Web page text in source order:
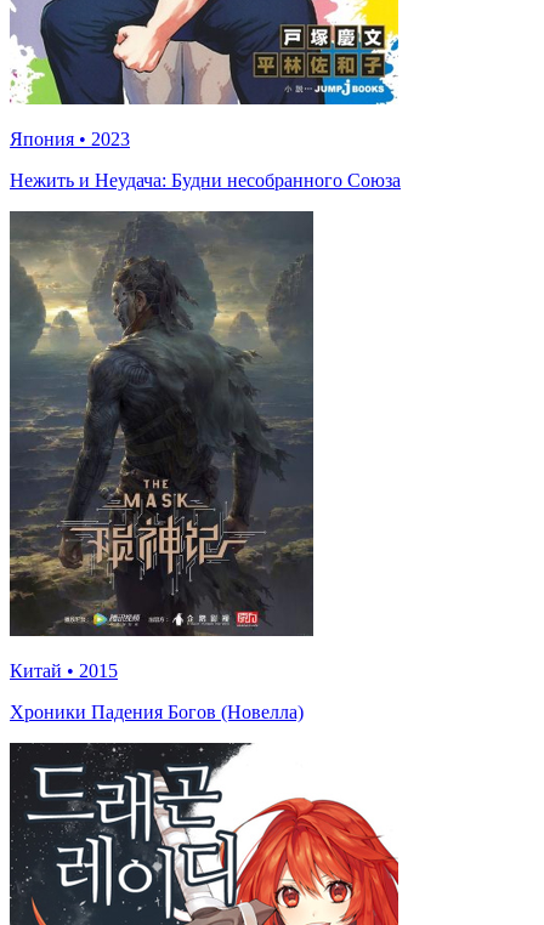
Япония • 2023
Нежить и Неудача: Будни несобранного Союза
Китай • 2015
Хроники Падения Богов (Новелла)